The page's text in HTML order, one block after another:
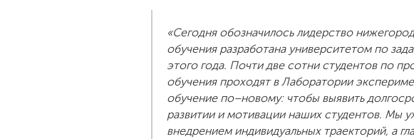
«Сегодня обозначилось лидерство
обучения разработана университетом по
этого года. Почти две сотни студентов по
обучения проходят в Лаборатории
обучение по–новому: чтобы выявить
развитии и мотивации наших студентов. Мы
внедрением индивидуальных траекторий, а